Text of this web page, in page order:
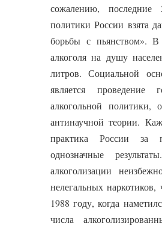
сожалению, последние
политики России взята
борьбы с пьянством». В
алкоголя на душу
литров. Социальной
является проведение
алкогольной
антинаучной теории.
практика России за
однозначные
алкоголизации
нелегальных
1988 году, когда
числа